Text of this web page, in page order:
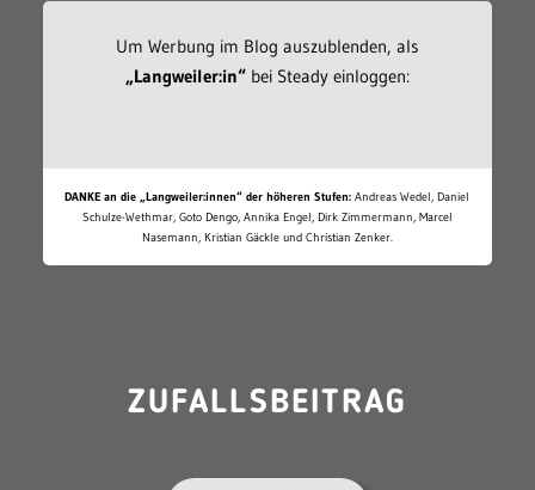
Um Werbung im Blog auszublenden, als
„Langweiler:in“bei Steady einloggen:
DANKE an die „Langweiler:innen“ der höheren Stufen: Andreas Wedel, Daniel
Schulze-Wethmar, Goto Dengo, Annika Engel, Dirk Zimmermann, Marcel
Nasemann, Kristian Gäckle und Christian Zenker.
ZUFALLSBEITRAG